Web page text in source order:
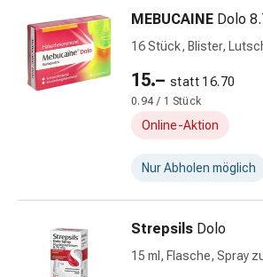
kleber
Zugsalbe
Tupfer
Sehen
Ohrenschmerzen
Augentropfen
Augenverbände
MEBUCAINE Dolo
16 Stück, Blister,
15.– statt 16.70
0.94 / 1 Stück
Online-Aktion
Nur Abholen möglich
Strepsils Dolo
15 ml, Flasche, Spray